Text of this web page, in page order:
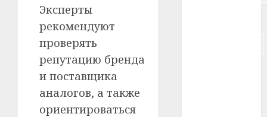
Эксперты
рекомендуют
проверять
репутацию бренда
и поставщика
аналогов, а также
ориентироваться